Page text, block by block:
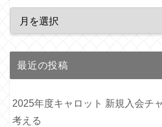
最近の投稿
2025年度キャロット 新規入会チ
考える